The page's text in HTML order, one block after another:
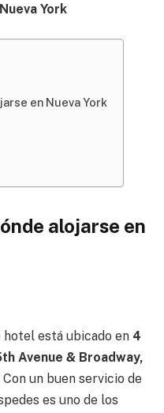
York
en Nueva York
alojarse en
está ubicado en 4
Avenue & Broadway,
Con un buen servicio de
es uno de los